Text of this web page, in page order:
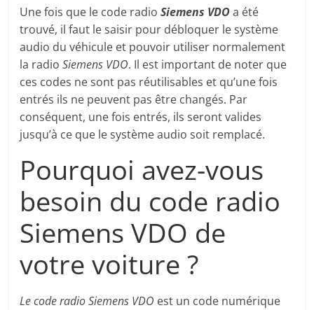
Une fois que le code radioSiemens VDOa été
trouvé, il faut le saisir pour débloquer le système
audio du véhicule et pouvoir utiliser normalement
la radioSiemens VDO. Il est important de noter que
ces codes ne sont pas réutilisables et qu’une fois
entrés ils ne peuvent pas être changés. Par
conséquent, une fois entrés, ils seront valides
jusqu’à ce que le système audio soit remplacé.
Pourquoi avez-vous
besoin du code radio
Siemens VDO de
votre voiture ?
Le code radio Siemens VDO est un code numérique